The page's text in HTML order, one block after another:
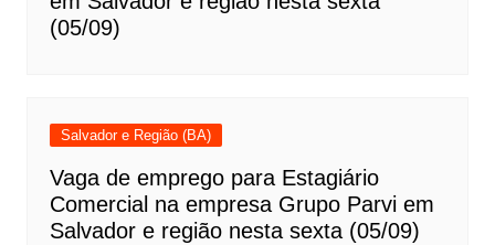
(05/09)
Salvador e Região (BA)
Vaga de emprego para Estagiário
Comercial na empresa Grupo Parvi em
Salvador e região nesta sexta (05/09)